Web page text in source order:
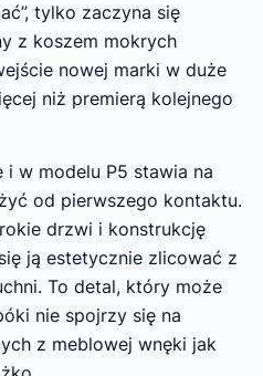
tylko zaczyna się
z koszem mokrych
nowej marki w duże
niż premierą kolejnego
w modelu P5 stawia na
od pierwszego kontaktu.
drzwi i konstrukcję
ją estetycznie zlicować z
To detal, który może
nie spojrzy się na
z meblowej wnęki jak